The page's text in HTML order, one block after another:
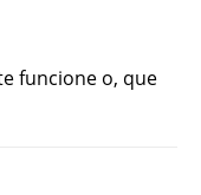
funcione o, que